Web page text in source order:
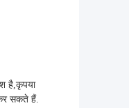
है,कृपया
सकते हैं.